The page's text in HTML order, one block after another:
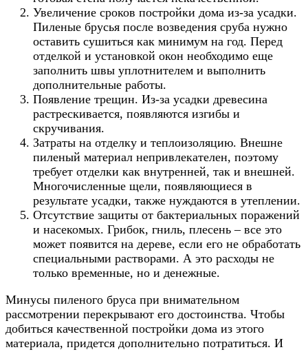
Увеличение сроков постройки дома из-за усадки.
Пиленые брусья после возведения сруба нужно
оставить сушиться как минимум на год. Перед
отделкой и установкой окон необходимо еще
заполнить швы уплотнителем и выполнить
дополнительные работы.
Появление трещин. Из-за усадки древесина
растрескивается, появляются изгибы и
скручивания.
Затраты на отделку и теплоизоляцию. Внешне
пиленый материал непривлекателен, поэтому
требует отделки как внутренней, так и внешней.
Многочисленные щели, появляющиеся в
результате усадки, также нуждаются в утеплении.
Отсутствие защиты от бактериальных поражений
и насекомых. Грибок, гниль, плесень – все это
может появится на дереве, если его не обработать
специальными растворами. А это расходы не
только временные, но и денежные.
Минусы пиленого бруса при внимательном
рассмотрении перекрывают его достоинства. Чтобы
добиться качественной постройки дома из этого
материала, придется дополнительно потратиться. И